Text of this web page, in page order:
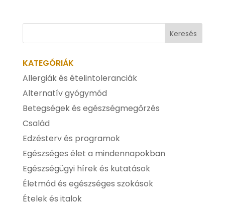
KATEGÓRIÁK
Allergiák és ételintoleranciák
Alternatív gyógymód
Betegségek és egészségmegőrzés
Család
Edzésterv és programok
Egészséges élet a mindennapokban
Egészségügyi hírek és kutatások
Életmód és egészséges szokások
Ételek és italok